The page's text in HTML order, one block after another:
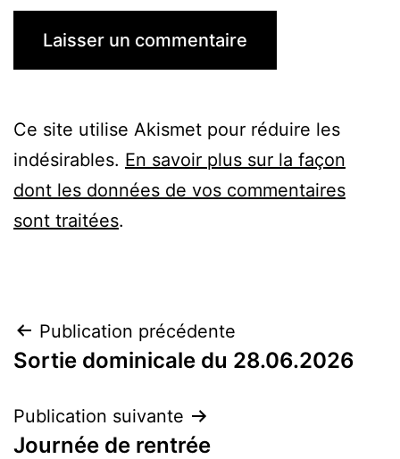
Ce site utilise Akismet pour réduire les
indésirables. En savoir plus sur la façon
dont les données de vos commentaires
sont traitées.
Navigation
de
l’article
Publication précédente
Sortie dominicale du 28.06.2026
Publication suivante
Journée de rentrée